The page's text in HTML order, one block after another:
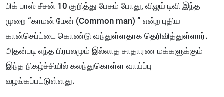
பிக் பாஸ் சீசன் 10 குறித்து பேசும் போது, விஜய் டிவி இந்த
முறை “காமன் மேன் (Common man) ” என்ற புதிய
கான்செப்ட்டை கொண்டு வந்துள்ளதாக தெரிவித்துள்ளார்.
அதன்படி எந்த பிரபலமும் இல்லாத சாதாரண மக்களுக்கும்
இந்த நிகழ்ச்சியில் கலந்துகொள்ள வாய்ப்பு
வழங்கப்பட்டுள்ளது.